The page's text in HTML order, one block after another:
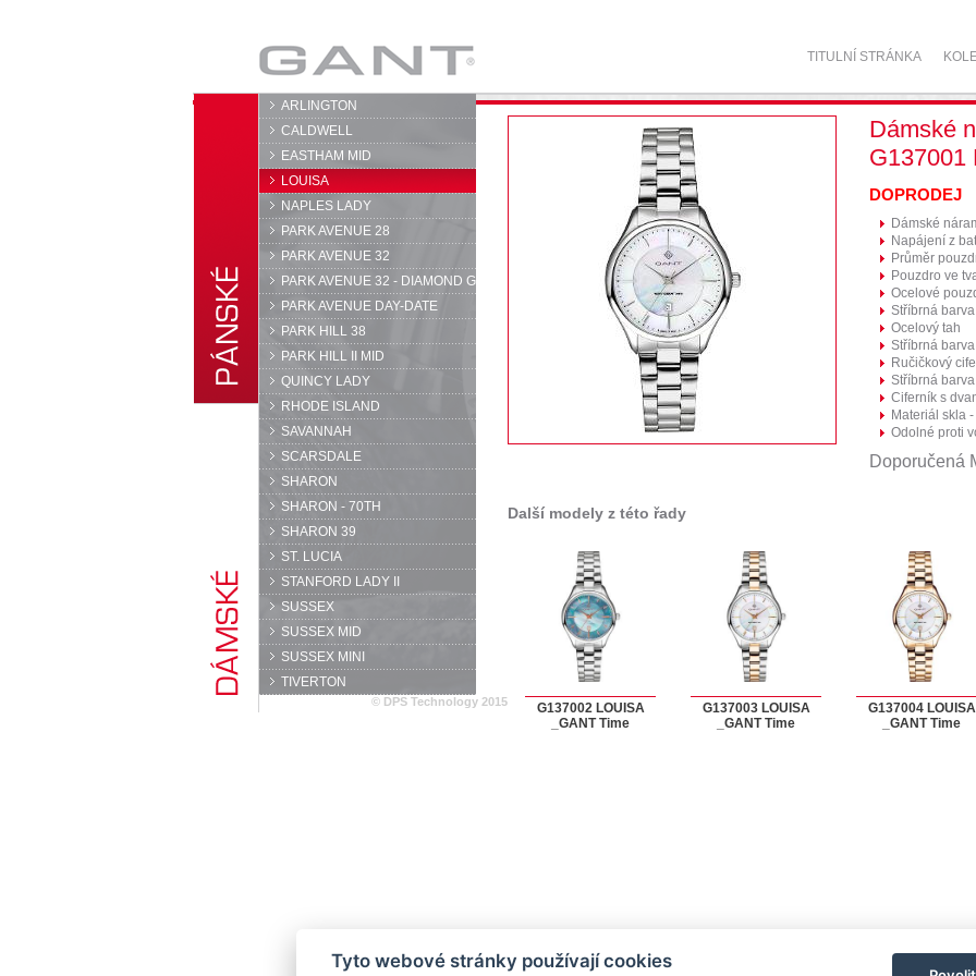
GANT TITULNÍ STRÁNKA
ARLINGTON
CALDWELL
EASTHAM MID
LOUISA
NAPLES LADY
PARK AVENUE 28
PARK AVENUE 32
PARK AVENUE 32 - DIAMOND G
PARK AVENUE DAY-DATE
PARK HILL 38
PARK HILL II MID
QUINCY LADY
RHODE ISLAND
SAVANNAH
SCARSDALE
SHARON
SHARON - 70TH
SHARON 39
ST. LUCIA
STANFORD LADY II
SUSSEX
SUSSEX MID
SUSSEX MINI
TIVERTON
Dámské
G137001
DOPRODEJ
Dámské
Napájení z
Průměr
Pouzdro ve
Ocelové
Stříbrná
Ocelový tah
Stříbrná
Ručičkový
Stříbrná
Ciferník s
Materiál skla
Odolné proti
Doporučená
Další modely z této řady
G137002 LOUISA
_GANT Time
G137003 LOUISA
_GANT Time
G137004 LOUISA
_GANT Time
© DPS Technology 2015
Tyto webové stránky používají cookies